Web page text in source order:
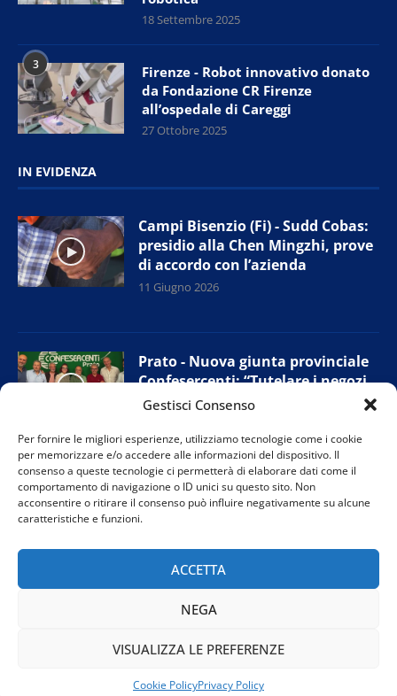
Gestisci Consenso
Per fornire le migliori esperienze, utilizziamo tecnologie come i cookie
per memorizzare e/o accedere alle informazioni del dispositivo. Il
consenso a queste tecnologie ci permetterà di elaborare dati come il
comportamento di navigazione o ID unici su questo sito. Non
acconsentire o ritirare il consenso può influire negativamente su alcune
caratteristiche e funzioni.
ACCETTA
NEGA
VISUALIZZA LE PREFERENZE
Cookie PolicyPrivacy Policy
18 Settembre 2025
3
Firenze - Robot innovativo donato
da Fondazione CR Firenze
all’ospedale di Careggi
27 Ottobre 2025
IN EVIDENZA
Campi Bisenzio (Fi) - Sudd Cobas:
presidio alla Chen Mingzhi, prove
di accordo con l’azienda
11 Giugno 2026
Prato - Nuova giunta provinciale
Confesercenti: “Tutelare i negozi
di vicinato”
Firenze - “Agripunk”: protesta per
salvare il rifugio per animali
@2024 TVR Teleitalia. Tutti i diritti riservati. Powered by